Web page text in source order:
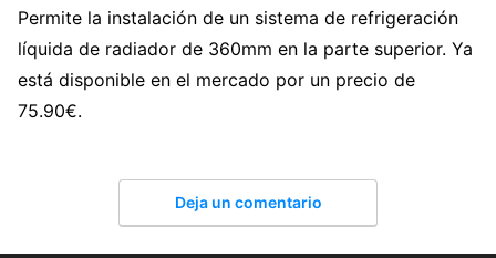
Permite la instalación de un sistema de refrigeración
líquida de radiador de 360mm en la parte superior. Ya
está disponible en el mercado por un precio de
75.90€.
Deja un comentario